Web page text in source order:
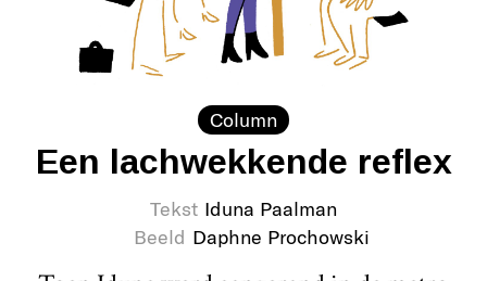
Column
Een lachwekkende reflex
Tekst Iduna Paalman
Beeld Daphne Prochowski